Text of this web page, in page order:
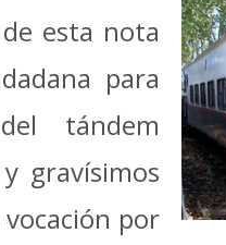
esta nota
para
tándem
gravísimos
por